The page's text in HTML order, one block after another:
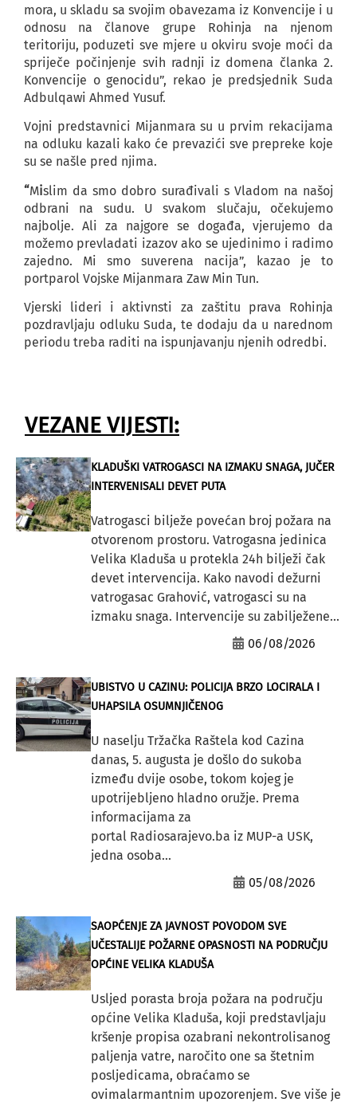
mora, u skladu sa svojim obavezama iz Konvencije i u
odnosu na članove grupe Rohinja na njenom
teritoriju, poduzeti sve mjere u okviru svoje moći da
spriječe počinjenje svih radnji iz domena članka 2.
Konvencije o genocidu”, rekao je predsjednik Suda
Adbulqawi Ahmed Yusuf.
Vojni predstavnici Mijanmara su u prvim rekacijama
na odluku kazali kako će prevazići sve prepreke koje
su se našle pred njima.
“Mislim da smo dobro surađivali s Vladom na našoj
odbrani na sudu. U svakom slučaju, očekujemo
najbolje. Ali za najgore se događa, vjerujemo da
možemo prevladati izazov ako se ujedinimo i radimo
zajedno. Mi smo suverena nacija”, kazao je to
portparol Vojske Mijanmara Zaw Min Tun.
Vjerski lideri i aktivnsti za zaštitu prava Rohinja
pozdravljaju odluku Suda, te dodaju da u narednom
periodu treba raditi na ispunjavanju njenih odredbi.
VEZANE VIJESTI:
KLADUŠKI VATROGASCI NA IZMAKU SNAGA, JUČER
INTERVENISALI DEVET PUTA
Vatrogasci bilježe povećan broj požara na
otvorenom prostoru. Vatrogasna jedinica
Velika Kladuša u protekla 24h bilježi čak
devet intervencija. Kako navodi dežurni
vatrogasac Grahović, vatrogasci su na
izmaku snaga. Intervencije su zabilježene...
06/08/2026
UBISTVO U CAZINU: POLICIJA BRZO LOCIRALA I
UHAPSILA OSUMNJIČENOG
U naselju Tržačka Raštela kod Cazina
danas, 5. augusta je došlo do sukoba
između dvije osobe, tokom kojeg je
upotrijebljeno hladno oružje. Prema
informacijama za
portal Radiosarajevo.ba iz MUP-a USK,
jedna osoba...
05/08/2026
SAOPĆENJE ZA JAVNOST POVODOM SVE
UČESTALIJE POŽARNE OPASNOSTI NA PODRUČJU
OPĆINE VELIKA KLADUŠA
Usljed porasta broja požara na području
općine Velika Kladuša, koji predstavljaju
kršenje propisa ozabrani nekontrolisanog
paljenja vatre, naročito one sa štetnim
posljedicama, obraćamo se
ovimalarmantnim upozorenjem. Sve više je